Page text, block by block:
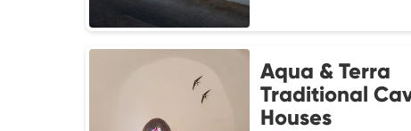
Aqua & Terra
Traditional
Houses